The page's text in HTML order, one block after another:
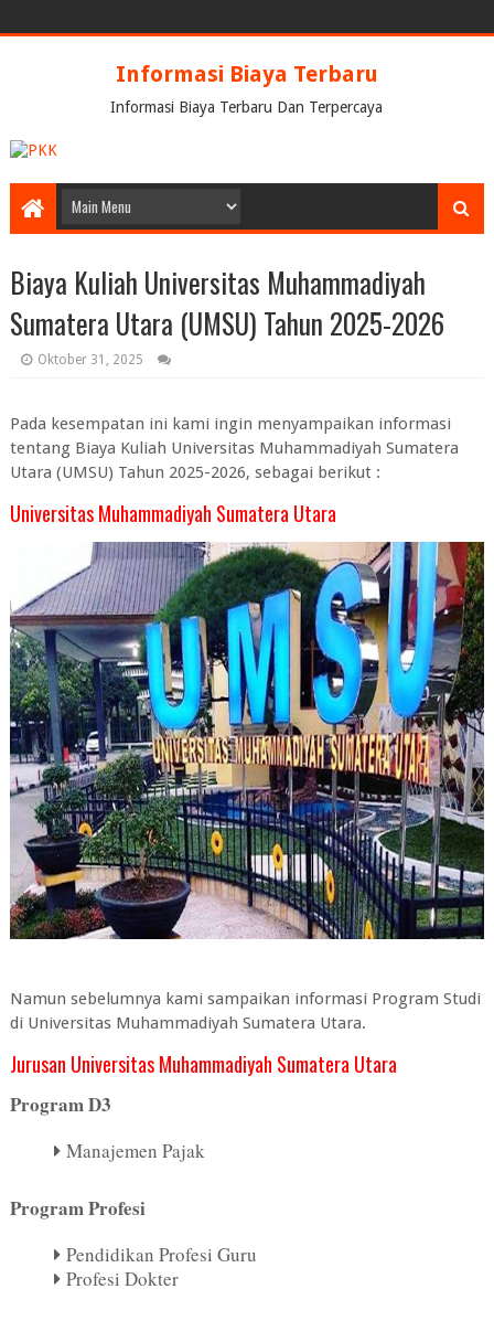
Informasi Biaya Terbaru
Informasi Biaya Terbaru Dan Terpercaya
Biaya Kuliah Universitas Muhammadiyah
Sumatera Utara (UMSU) Tahun 2025-2026
Oktober 31, 2025
Pada kesempatan ini kami ingin menyampaikan informasi
tentang Biaya Kuliah Universitas Muhammadiyah Sumatera
Utara (UMSU) Tahun 2025-2026, sebagai berikut :
Universitas Muhammadiyah Sumatera Utara
Namun sebelumnya kami sampaikan informasi Program Studi
di Universitas Muhammadiyah Sumatera Utara.
Jurusan Universitas Muhammadiyah Sumatera Utara
Program D3
Manajemen Pajak
Program Profesi
Pendidikan Profesi Guru
Profesi Dokter